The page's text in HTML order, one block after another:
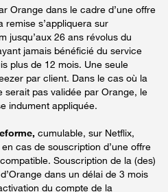
Orange dans le cadre d’une offre
remise s’appliquera sur
jusqu’aux 26 ans révolus du
jamais bénéficié du service
plus de 12 mois. Une seule
par client. Dans le cas où la
serait pas validée par Orange, le
indument appliquée.
cumulable, sur Netflix,
cas de souscription d’une offre
Souscription de la (des)
dans un délai de 3 mois
du compte de la